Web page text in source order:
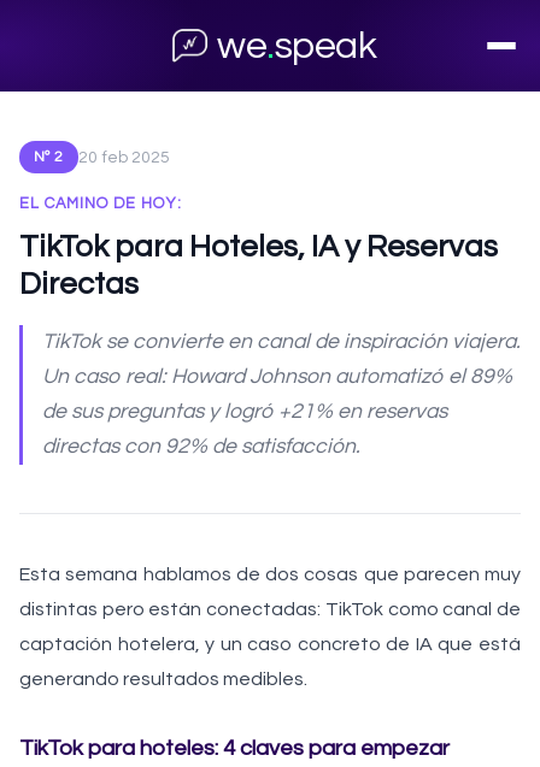
we.speak
Nº 2 20 feb 2025
EL CAMINO DE HOY:
TikTok para Hoteles, IA y Reservas
Directas
TikTok se convierte en canal de inspiración viajera.
Un caso real: Howard Johnson automatizó el 89%
de sus preguntas y logró +21% en reservas
directas con 92% de satisfacción.
Esta semana hablamos de dos cosas que parecen muy
distintas pero están conectadas: TikTok como canal de
captación hotelera, y un caso concreto de IA que está
generando resultados medibles.
TikTok para hoteles: 4 claves para empezar